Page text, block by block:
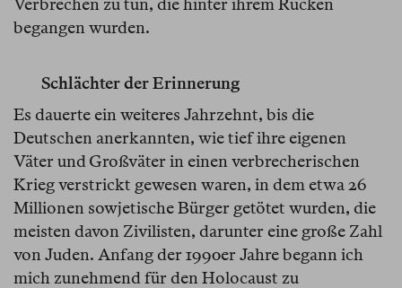
Verbrechen zu tun, die hinter ihrem Rücken
begangen wurden.
Schlächter der Erinnerung
Es dauerte ein weiteres Jahrzehnt, bis die
Deutschen anerkannten, wie tief ihre eigenen
Väter und Großväter in einen verbrecherischen
Krieg verstrickt gewesen waren, in dem etwa 26
Millionen sowjetische Bürger getötet wurden, die
meisten davon Zivilisten, darunter eine große Zahl
von Juden. Anfang der 1990er Jahre begann ich
mich zunehmend für den Holocaust zu